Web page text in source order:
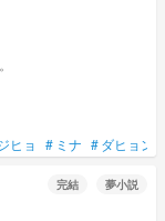
ヒョ # ミナ #ダヒョン
完結 夢小説